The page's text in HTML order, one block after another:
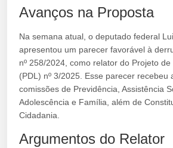
Avanços na Proposta
Na semana atual, o deputado federal
apresentou um parecer favorável à
nº 258/2024, como relator do Projeto
(PDL) nº 3/2025. Esse parecer recebeu
comissões de Previdência, Assistência
Adolescência e Família, além de
Cidadania.
Argumentos do Relator